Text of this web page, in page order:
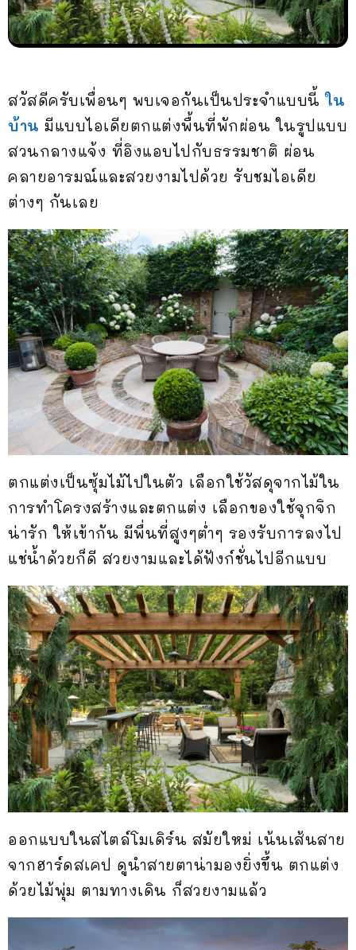
สวัสดีครับเพื่อนๆ พบเจอกันเป็นประจำแบบนี้ ใน
บ้าน มีแบบไอเดียตกแต่งพื้นที่พักผ่อน ในรูปแบบ
สวนกลางแจ้ง ที่อิงแอบไปกับธรรมชาติ ผ่อน
คลายอารมณ์และสวยงามไปด้วย รับชมไอเดีย
ต่างๆ กันเลย
ตกแต่งเป็นซุ้มไม้ไปในตัว เลือกใช้วัสดุจากไม้ใน
การทำโครงสร้างและตกแต่ง เลือกของใช้จุกจิก
น่ารัก ให้เข้ากัน มีพื่นที่สูงๆต่ำๆ รองรับการลงไป
แช่น้ำด้วยก็ดี สวยงามและได้ฟังก์ชั่นไปอีกแบบ
ออกแบบในสไตล์โมเดิร์น สมัยใหม่ เน้นเส้นสาย
จากฮาร์ดสเคป ดูนำสายตาน่ามองยิ่งขึ้น ตกแต่ง
ด้วยไม้พุ่ม ตามทางเดิน ก็สวยงามแล้ว